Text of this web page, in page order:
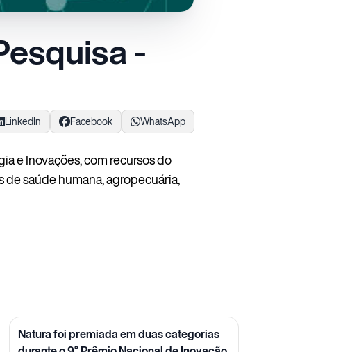
-
LinkedIn Facebook WhatsApp
e Inovações, com recursos do
saúde humana, agropecuária,
Natura foi premiada em duas categorias